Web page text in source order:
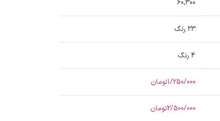
60,300
23 رنگ
4 رنگ
1/250/000تومان
2/500/000تومان